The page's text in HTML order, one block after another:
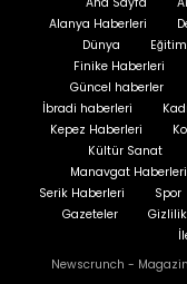
Alanya Haberleri
Dünya
Eğitim
Finike Haberleri
Güncel haberler
İbradi haberleri
Kepez Haberleri
Kültür Sanat
Manavgat Haberleri
Serik Haberleri
Spor
Gazeteler
Newscrunch -